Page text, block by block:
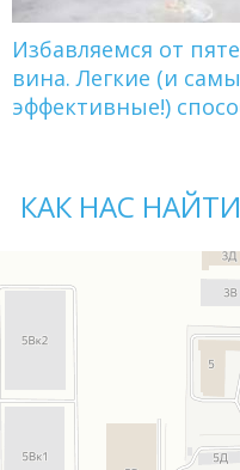
Избавляемся от
вина. Легкие (и
эффективные!)
КАК НАС НАЙТИ